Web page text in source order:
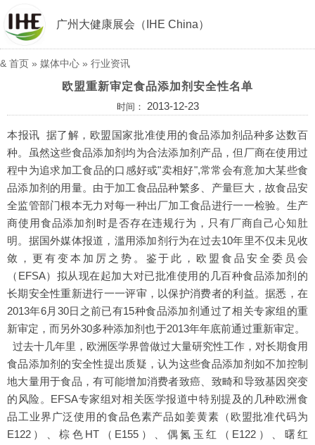
广州大健康展会（IHE China）
& 首页 » 媒体中心 » 行业资讯
欧盟重新审定食品添加剂安全性名单
时间： 2013-12-23
本报讯 据了解，欧盟国家批准使用的食品添加剂品种多达数百
种。虽然这些食品添加剂均为合法添加剂产品，但厂商在使用过
程中为追求加工食品的口感好或"卖相好",常常会有意加大某些食
品添加剂的用量。由于加工食品品种繁多、产量巨大，故食品安
全监管部门根本无力对每一种出厂加工食品进行一一检验。生产
商使用食品添加剂时是否存在违规行为，只有厂商自己心知肚
明。据国外媒体报道，滥用添加剂行为在过去10年里不仅未见收
敛，更有变本加厉之势。鉴于此，欧盟食品安全委员会
（EFSA）拟从现在起加大对已批准使用的几百种食品添加剂的
长期安全性重新进行一一评审，以保护消费者的利益。据悉，在
2013年6月30日之前已有15种食品添加剂通过了相关专家组的重
新审定，而另外30多种添加剂也于2013年年底前通过重新审定。
过去十几年里，欧洲医学界曾做过大量研究性工作，对长期食用
食品添加剂的安全性提出质疑，认为这些食品添加剂如不加控制
地大量用于食品，有可能增加消费者致癌、致畸和导致基因突变
的风险。EFSA专家组对相关医学报道中特别提及的几种欧洲食
品工业界广泛使用的食品色素产品如姜黄素（欧盟批准代码为
E122）、棕色HT（E155）、偶氮玉红（E122）、曙红